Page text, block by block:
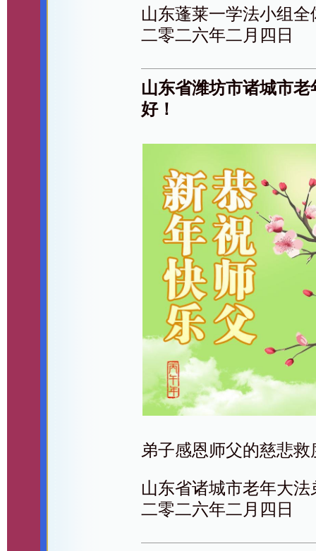
山东蓬莱一学法小组
二零二六年二月四日
山东省潍坊市诸城市
好！
弟子感恩师父的慈悲
山东省诸城市老年大法
二零二六年二月四日